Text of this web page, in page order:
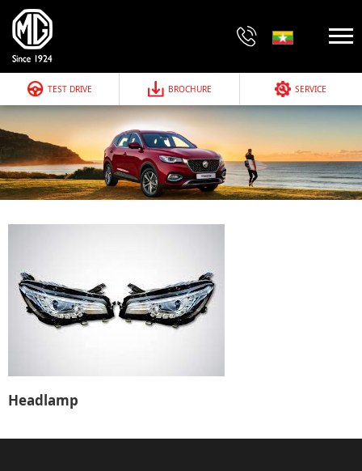
TEST DRIVE BROCHURE SERVICE
Headlamp